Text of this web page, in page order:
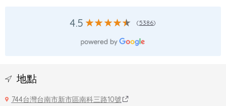
4.5 (5386)
地點
744台灣台南市新市區南科三路10號